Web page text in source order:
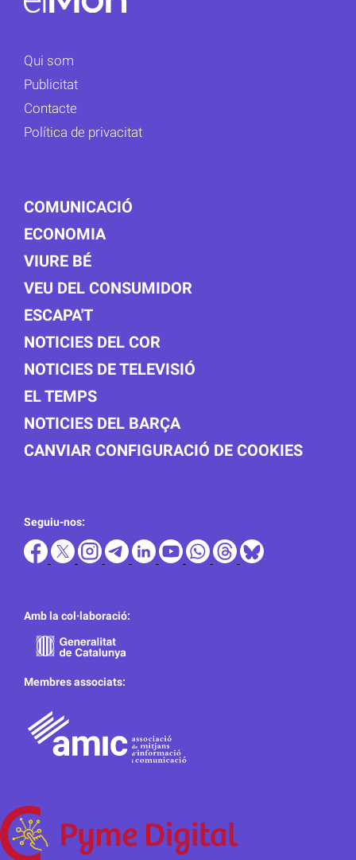
Qui som
Publicitat
Contacte
Política de privacitat
COMUNICACIÓ
ECONOMIA
VIURE BÉ
VEU DEL CONSUMIDOR
ESCAPA'T
NOTICIES DEL COR
NOTICIES DE TELEVISIÓ
EL TEMPS
NOTICIES DEL BARÇA
CANVIAR CONFIGURACIÓ DE COOKIES
Seguiu-nos:
Amb la col·laboració:
Membres associats: